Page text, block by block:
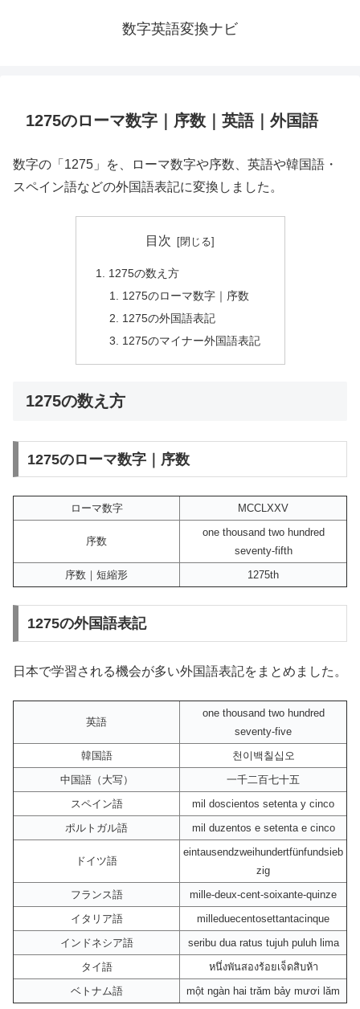
数字英語変換ナビ
1275のローマ数字｜序数｜英語｜外国語
数字の「1275」を、ローマ数字や序数、英語や韓国語・
スペイン語などの外国語表記に変換しました。
目次
1275の数え方
1275のローマ数字｜序数
1275の外国語表記
1275のマイナー外国語表記
1275の数え方
1275のローマ数字｜序数
ローマ数字 MCCLXXV
序数
one thousand two hundred
seventy-fifth
序数｜短縮形
1275th
1275の外国語表記
日本で学習される機会が多い外国語表記をまとめました。
英語
one thousand two hundred
seventy-five
韓国語
천이백칠십오
中国語（大写）
一千二百七十五
スペイン語
mil doscientos setenta y cinco
ポルトガル語
mil duzentos e setenta e cinco
ドイツ語
eintausendzweihundertfünfundsieb
zig
フランス語
mille-deux-cent-soixante-quinze
イタリア語
milleduecentosettantacinque
インドネシア語
seribu dua ratus tujuh puluh lima
タイ語
หนึ่งพันสองร้อยเจ็ดสิบห้า
ベトナム語
một ngàn hai trăm bảy mươi lăm